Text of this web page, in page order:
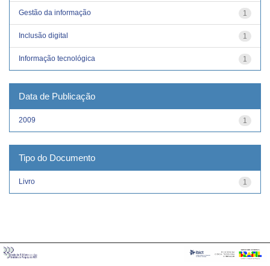
1
Gestão da informação
1
Inclusão digital
1
Informação tecnológica
Data de Publicação
1
2009
Tipo do Documento
1
Livro